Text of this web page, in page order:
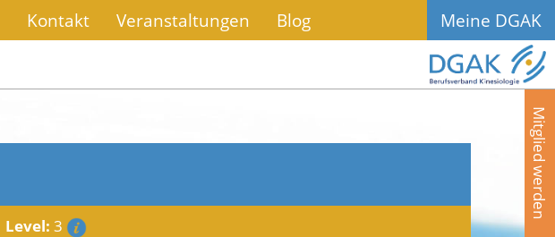
Kontakt Veranstaltungen Blog Meine DGAK
Mitglied werden
Level: 3